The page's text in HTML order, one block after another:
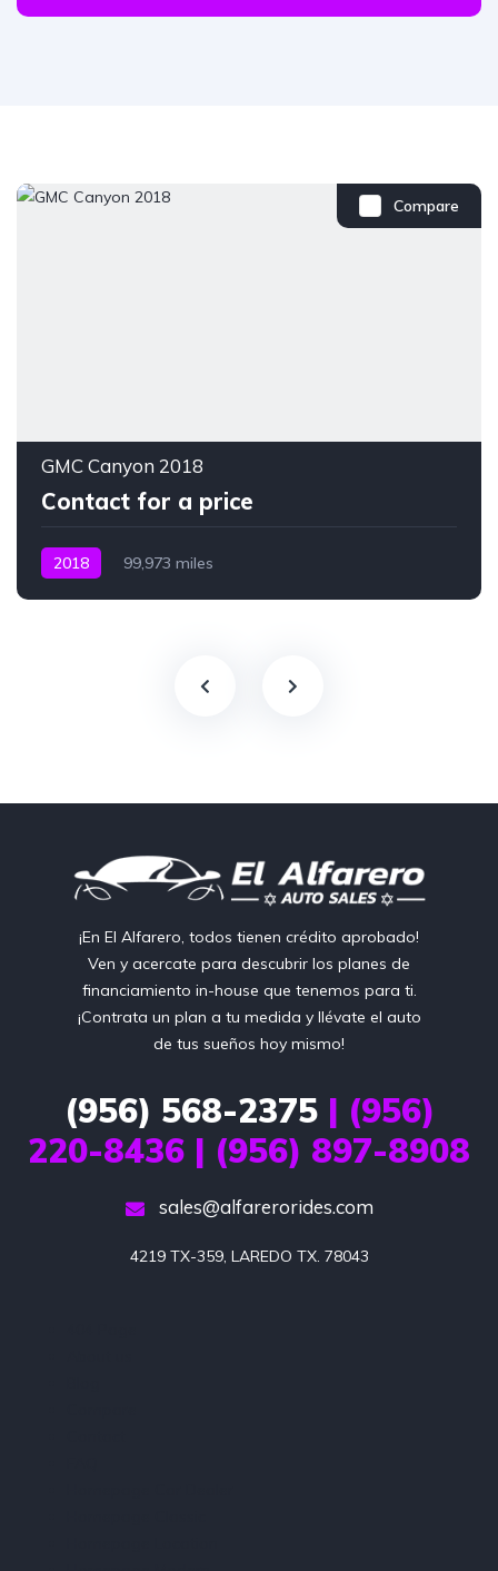
Compare
GMC Canyon 2018
Contact for a price
2018 99,973 miles
¡En El Alfarero, todos tienen crédito aprobado!
Ven y acercate para descubrir los planes de
financiamiento in-house que tenemos para ti.
¡Contrata un plan a tu medida y llévate el auto
de tus sueños hoy mismo!
(956) 568-2375| (956)
220-8436 | (956) 897-8908
sales@alfarerorides.com
4219 TX-359, LAREDO TX. 78043